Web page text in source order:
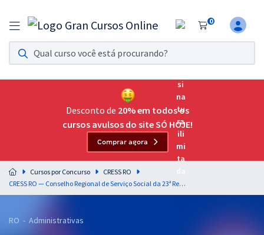
0
Assinatura Ilimitada 11
Acesso a todos os cursos. Teste grátis por 7 dias!
Assinatura OAB Até Passar
Acesso ilimitado a toda preparação para o Exame da
Residências Multiprofissionais
Preparação completa e intensiva para as principais
residências em saúde do Brasil
Desconto de 20% em todos os
cursos avulsos do site SÓ HOJE!
Comprar agora
Cursos por Concurso
CRESS RO
CRESS RO — Conselho Regional de Serviço Social da 23ª Região - Conhecimentos Específicos e Legislação para o Cargo de Agente Fiscal com a Equipe Gran
RO - Administrativas